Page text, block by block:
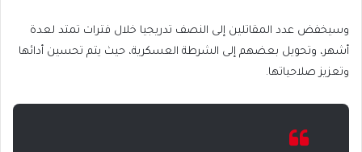
وسيخفض عدد المقاتلين إلى النصف تدريجيا خلال فترات تمتد لعدة
أشهر، وتحويل بعضهم إلى الشرطة العسكرية، حيث يتم تحسين أدائها
وتعزيز صلاحياتها.